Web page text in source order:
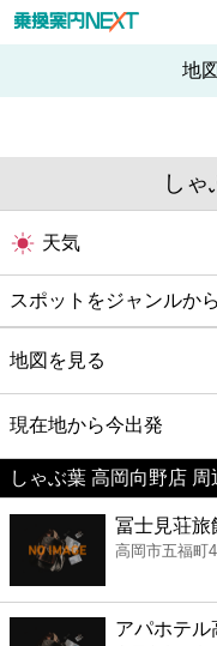
地
し
天気
スポットをジャンルか
グルメ
映画
美容
コンビニ
薬局
地図を見る
現在地から今出発
しゃぶ葉 高岡向野店 周
冨士見荘旅
高岡市五福町
アパホテル